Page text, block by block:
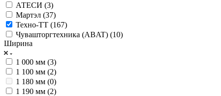
АТЕСИ (3)
Мартэл (37)
Техно-ТТ (167)
Чувашторгтехника (ABAT) (10)
Ширина
1 000 мм (3)
1 100 мм (2)
1 180 мм (0)
1 190 мм (2)